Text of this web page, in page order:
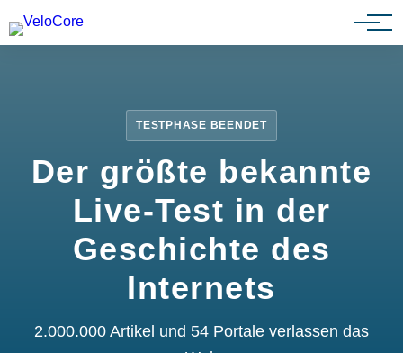
Partnerprogramm
TESTPHASE BEENDET
Der größte bekannte
Live-Test in der
Geschichte des
Internets
2.000.000 Artikel und 54 Portale verlassen das